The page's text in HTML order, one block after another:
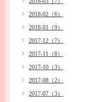
2018-02（6）
2018-01（9）
2017-12（7）
2017-11（8）
2017-10（3）
2017-08（2）
2017-07（3）